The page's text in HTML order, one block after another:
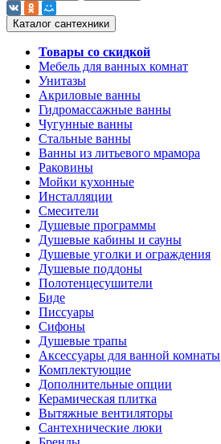
Каталог сантехники
Товары со скидкой
Мебель для ванных комнат
Унитазы
Акриловые ванны
Гидромассажные ванны
Чугунные ванны
Стальные ванны
Ванны из литьевого мрамора
Раковины
Мойки кухонные
Инсталляции
Смесители
Душевые программы
Душевые кабины и сауны
Душевые уголки и ограждения
Душевые поддоны
Полотенцесушители
Биде
Писсуары
Сифоны
Душевые трапы
Аксессуары для ванной комнаты
Комплектующие
Дополнительные опции
Керамическая плитка
Вытяжные вентиляторы
Сантехнические люки